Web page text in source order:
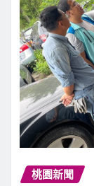
桃園新聞